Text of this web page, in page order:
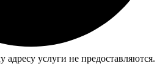
услуги не предоставляются.